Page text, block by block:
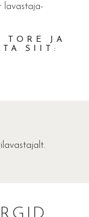
lavastaja-
TORE JA
SIIT: